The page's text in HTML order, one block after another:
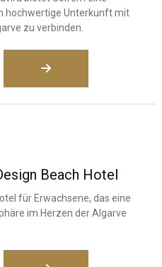
hochwertige Unterkunft mit
zu verbinden.
Beach Hotel
für Erwachsene, das eine
im Herzen der Algarve